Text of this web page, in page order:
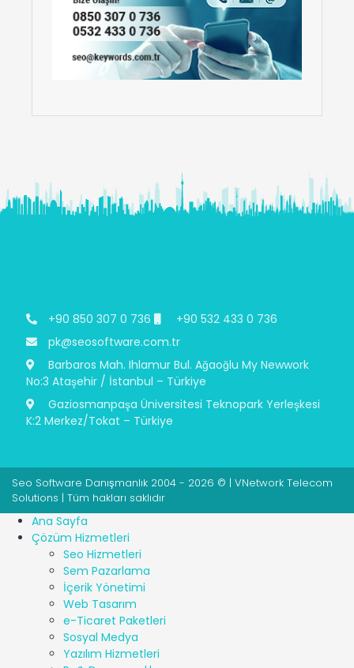
+90 850 307 0 736
+90 532 433 0 736
pk@seosoftware.com.tr
Barbaros Mah. Ihlamur Bul. Ağaoğlu My Newwork
No:3 Ataşehir / İstanbul – Türkiye
Gaziosmanpaşa Üniversitesi Teknopark Yerleşkesi
K:2 Merkez/Tokat – Türkiye
Seo Software Danışmanlık 2004 - 2026 © | VNetwork Telecom
Solutions | Tüm hakları saklıdır
Ana Sayfa
Çözüm Hizmetleri
Seo Hizmetleri
Sem Pazarlama
İçerik Yönetimi
Web Tasarım
e-Ticaret Paketleri
Sosyal Medya
Yazılım Hizmetleri